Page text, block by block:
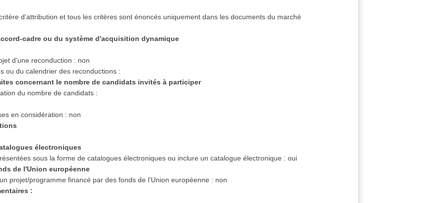
d'attribution et tous les critères sont énoncés uniquement dans les documents du marché
cadre ou du système d'acquisition dynamique
d'une reconduction : non
ou du calendrier des reconductions :
concernant le nombre de candidats invités à participer
du nombre de candidats :
en considération : non
électroniques
sous la forme de catalogues électroniques ou inclure un catalogue électronique : oui
de l'Union européenne
projet/programme financé par des fonds de l'Union européenne : non
: